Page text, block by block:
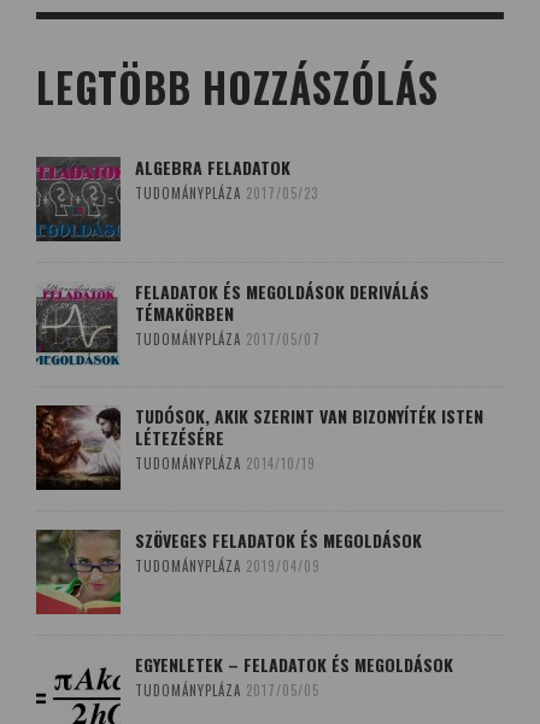
LEGTÖBB HOZZÁSZÓLÁS
ALGEBRA FELADATOK
TUDOMÁNYPLÁZA 2017/05/23
FELADATOK ÉS MEGOLDÁSOK DERIVÁLÁS
TÉMAKÖRBEN
TUDOMÁNYPLÁZA 2017/05/07
TUDÓSOK, AKIK SZERINT VAN BIZONYÍTÉK ISTEN
LÉTEZÉSÉRE
TUDOMÁNYPLÁZA 2014/10/19
SZÖVEGES FELADATOK ÉS MEGOLDÁSOK
TUDOMÁNYPLÁZA 2019/04/09
EGYENLETEK – FELADATOK ÉS MEGOLDÁSOK
TUDOMÁNYPLÁZA 2017/05/05